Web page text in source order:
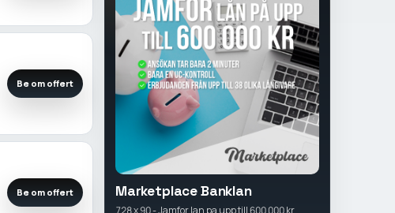
Be om offert
Be om offert Marketplace Banklan
728 x 90 - Jamfor lan pa upp till 600 000 kr